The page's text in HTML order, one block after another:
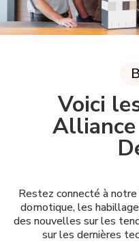
Voici
Restez connecté à
domotique, les
des nouvelles sur les
sur les dernières